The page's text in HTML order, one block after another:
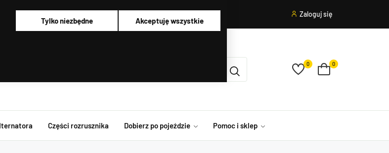
Tylko niezbędne Akceptuję wszystkie
poniedziałku do piątku od 8:00 do 16:00
alternatory i rozruszniki od 2012 roku !
filtry cząstek stałych
o Wysokim Momencie Obrotowym
Zaloguj się
0 0
Części rozrusznika Dobierz po pojeździe Pomoc i sklep